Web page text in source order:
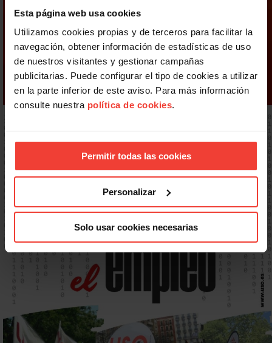
Esta página web usa cookies
Utilizamos cookies propias y de terceros para facilitar la
navegación, obtener información de estadísticas de uso
de nuestros visitantes y gestionar campañas
publicitarias. Puede configurar el tipo de cookies a utilizar
en la parte inferior de este aviso. Para más información
consulte nuestra política de cookies.
Permitir todas las cookies
Personalizar
Solo usar cookies necesarias